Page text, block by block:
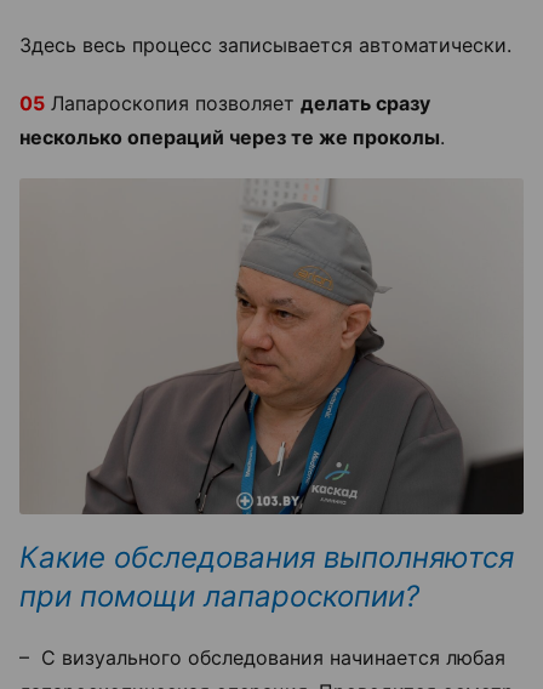
Здесь весь процесс записывается автоматически.
05 Лапароскопия позволяет делать сразу
несколько операций через те же проколы.
Какие обследования выполняются
при помощи лапароскопии?
– С визуального обследования начинается любая